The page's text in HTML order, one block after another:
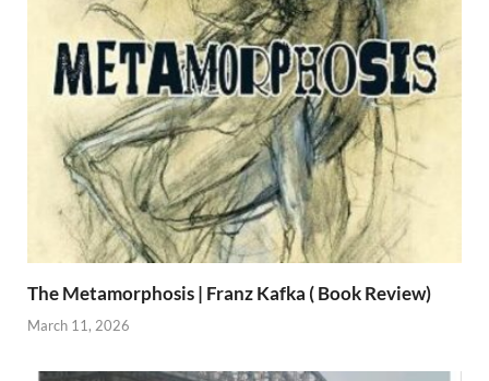
The Metamorphosis | Franz Kafka ( Book Review)
March 11, 2026